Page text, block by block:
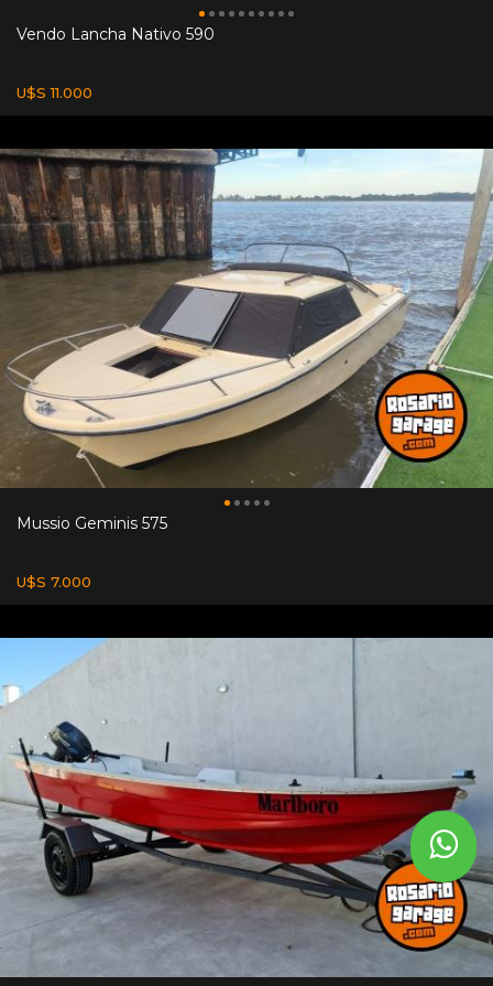
Vendo Lancha Nativo 590
U$S 11.000
Mussio Geminis 575
U$S 7.000